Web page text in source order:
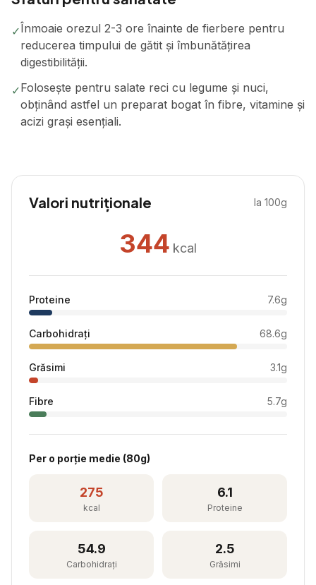
✓Înmoaie orezul 2-3 ore înainte de fierbere pentru
reducerea timpului de gătit și îmbunătățirea
digestibilității.
✓Folosește pentru salate reci cu legume și nuci,
obținând astfel un preparat bogat în fibre, vitamine și
acizi grași esențiali.
Valori nutriționale la 100g
344 kcal
Proteine 7.6g
Carbohidrați 68.6g
Grăsimi 3.1g
Fibre 5.7g
Per o porție medie (80g)
275
kcal
6.1
Proteine
54.9
Carbohidrați
2.5
Grăsimi